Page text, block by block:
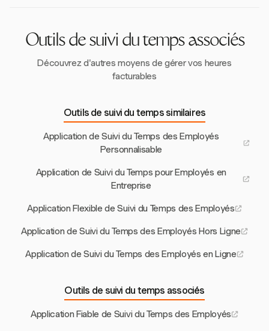
Outils de suivi du temps associés
Découvrez d'autres moyens de gérer vos heures
facturables
Outils de suivi du temps similaires
Application de Suivi du Temps des Employés
Personnalisable
Application de Suivi du Temps pour Employés en
Entreprise
Application Flexible de Suivi du Temps des Employés
Application de Suivi du Temps des Employés Hors Ligne
Application de Suivi du Temps des Employés en Ligne
Outils de suivi du temps associés
Application Fiable de Suivi du Temps des Employés